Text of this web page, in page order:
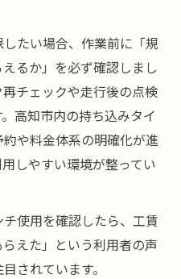
たい場合、作業前に「規
るか」を必ず確認しまし
チェックや走行後の点検
高知市内の持ち込みタイ
や料金体系の明確化が進
しやすい環境が整ってい
チ使用を確認したら、工賃
えた」という利用者の声
されています。